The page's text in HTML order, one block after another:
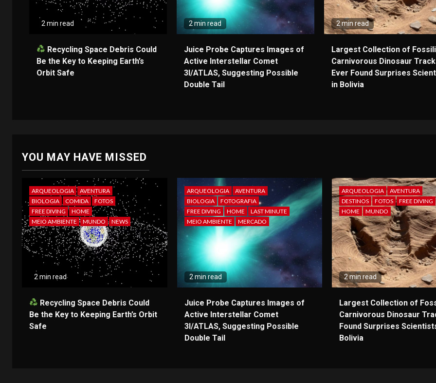
2 min read
Recycling Space Debris Could
Be the Key to Keeping Earth’s
Orbit Safe
2 min read
Juice Probe Captures Images of
Active Interstellar Comet
3I/ATLAS, Suggesting Possible
Double Tail
2 min read
Largest Collection of
Carnivorous Dinosaur
Ever Found Surprises
in Bolivia
YOU MAY HAVE MISSED
ARQUEOLOGIA
AVENTURA
BIOLOGIA
COMIDA
FOTOS
FREE DIVING
HOME
MEIO AMBIENTE
MUNDO NEWS
2 min read
Recycling Space Debris Could
Be the Key to Keeping Earth’s Orbit
Safe
ARQUEOLOGIA
AVENTURA
BIOLOGIA
FOTOGRAFIA
FREE DIVING
HOME
LAST MINUTE
MEIO AMBIENTE
MERCADO
2 min read
Juice Probe Captures Images of
Active Interstellar Comet
3I/ATLAS, Suggesting Possible
Double Tail
ARQUEOLOGIA
AVENTURA
DESTINOS
FOTOS
FREE DIVING
HOME
MUNDO
2 min read
Largest Collection of
Carnivorous Dinosaur
Found Surprises
Bolivia